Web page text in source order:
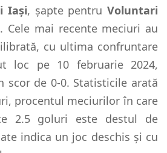
Iași, șapte pentruVoluntari
Cele mai recente meciuri au
cu ultima confruntare
loc pe 10 februarie 2024,
scor de 0-0. Statisticile arată
procentul meciurilor în care
2.5 goluri este destul de
indica un joc deschis și cu